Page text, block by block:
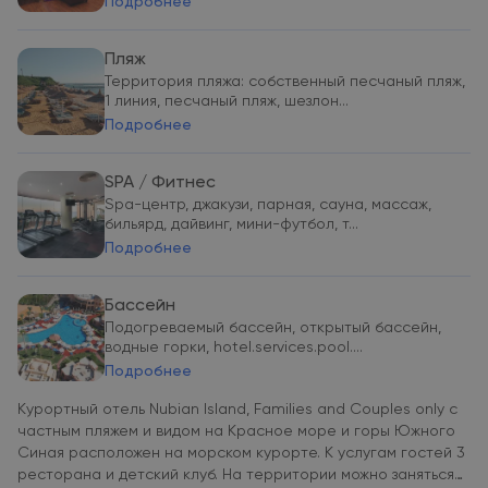
Пляж
Территория пляжа: собственный песчаный пляж,
1 линия, песчаный пляж, шезлон...
Подробнее
SPA / Фитнес
Spa-центр, джакузи, парная, сауна, массаж,
бильярд, дайвинг, мини-футбол, т...
Подробнее
Бассейн
Подогреваемый бассейн, открытый бассейн,
водные горки, hotel.services.pool....
Подробнее
Курортный отель Nubian Island, Families and Couples only с
частным пляжем и видом на Красное море и горы Южного
Синая расположен на морском курорте. К услугам гостей 3
ресторана и детский клуб. На территории можно заняться